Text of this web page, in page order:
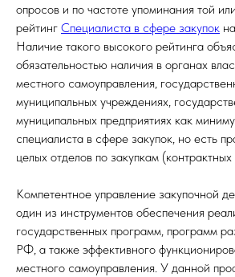
опросов и по частоте упоминания той
рейтинг Специалиста в сфере закупок
Наличие такого высокого рейтинга
обязательностью наличия в органах
местного самоуправления,
муниципальных учреждениях,
муниципальных предприятиях как
специалиста в сфере закупок, но есть
целых отделов по закупкам (контрактных
Компетентное управление закупочной
один из инструментов обеспечения
государственных программ, программ
РФ, а также эффективного
местного самоуправления. У данной